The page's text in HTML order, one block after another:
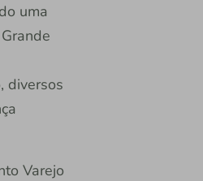
uma
diversos
Varejo